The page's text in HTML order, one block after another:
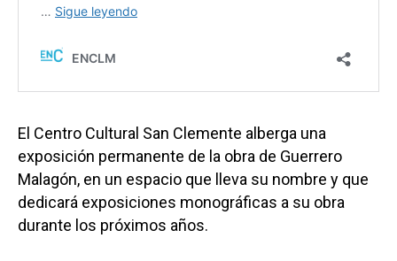
El Centro Cultural San Clemente alberga una
exposición permanente de la obra de Guerrero
Malagón, en un espacio que lleva su nombre y que
dedicará exposiciones monográficas a su obra
durante los próximos años.